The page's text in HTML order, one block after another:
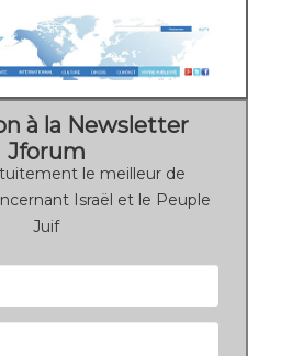
à la Newsletter
Jforum
le meilleur de
Israël et le Peuple
Juif